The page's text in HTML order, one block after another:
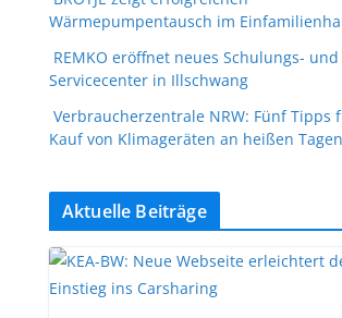
Wärmepumpentausch im
REMKO eröffnet neues Schulungs- und
Servicecenter in Illschwang
Verbraucherzentrale NRW: Fünf Tipps
Kauf von Klimageräten an heißen Tagen
Aktuelle Beiträge